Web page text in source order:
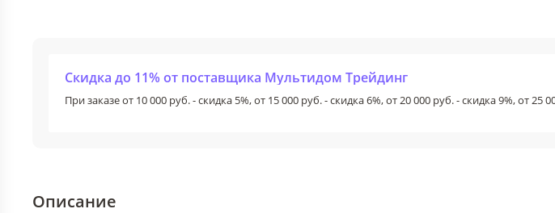
Скидка до 11% от поставщика Мультидом Трейдинг
При заказе от 10 000 руб. - скидка 5%, от 15 000 руб. - скидка 6%, от 20 000 руб. - скидка 9%, от 25
Описание